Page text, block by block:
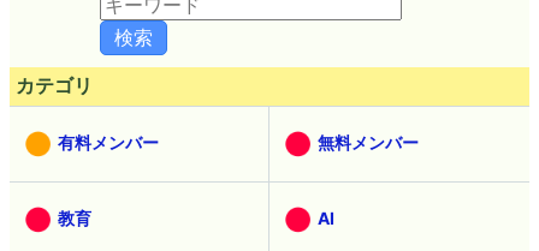
カテゴリ
有料メンバー 無料メンバー
教育 AI